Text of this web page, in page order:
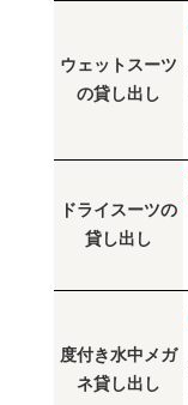
ウェットスーツ
の貸し出し
ドライスーツの
貸し出し
度付き水中メガ
ネ貸し出し